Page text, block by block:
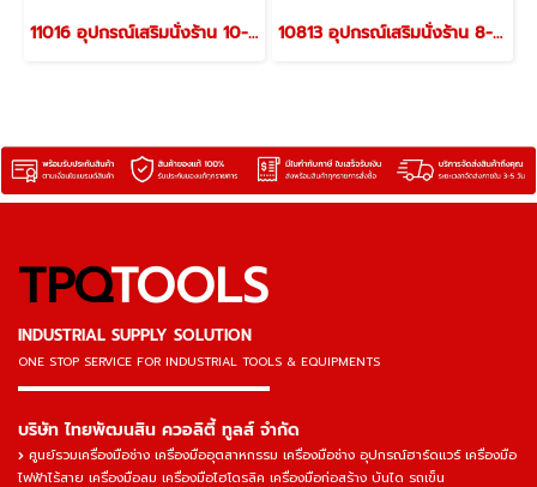
11016 อุปกรณ์เสริมนั่งร้าน 10-16 ฟุต รุ่น 11016 "LITTLE GIANT" 10813 อุปกรณ์เสริมนั่งร้าน 8-13 ฟุต รุ่น 10813 "LITTLE GIANT"
TPQTOOLS
INDUSTRIAL SUPPLY SOLUTION
ONE STOP SERVICE FOR INDUSTRIAL TOOLS & EQUIPMENTS
▬▬▬▬▬▬▬▬▬▬▬▬▬▬▬
บริษัท ไทยพัฒนสิน ควอลิตี้ ทูลส์ จำกัด
ศูนย์รวมเครื่องมือช่าง เครื่องมืออุตสาหกรรม เครื่องมือช่าง อุปกรณ์ฮาร์ดแวร์ เครื่องมือ
ไฟฟ้าไร้สาย เครื่องมือลม เครื่องมือไฮโดรลิค เครื่องมือก่อสร้าง บันได รถเข็น